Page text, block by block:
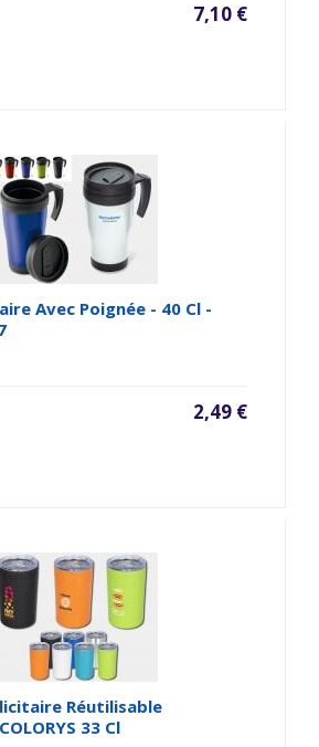
7,10 €
Avec Poignée - 40 Cl -
2,49 €
Réutilisable
33 Cl